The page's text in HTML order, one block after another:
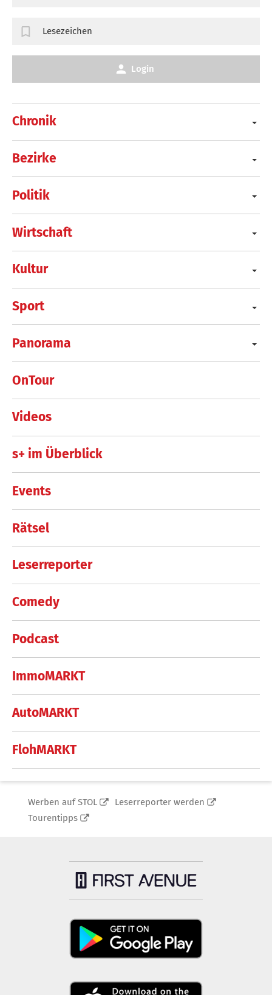
Chronik
Bezirke
Politik
Wirtschaft
Kultur
Sport
Panorama
OnTour
Videos
s+ im Überblick
Events
Rätsel
Leserreporter
Comedy
Podcast
ImmoMARKT
AutoMARKT
FlohMARKT
Lesezeichen
Login
Werben auf STOL
Leserreporter werden
Tourentipps